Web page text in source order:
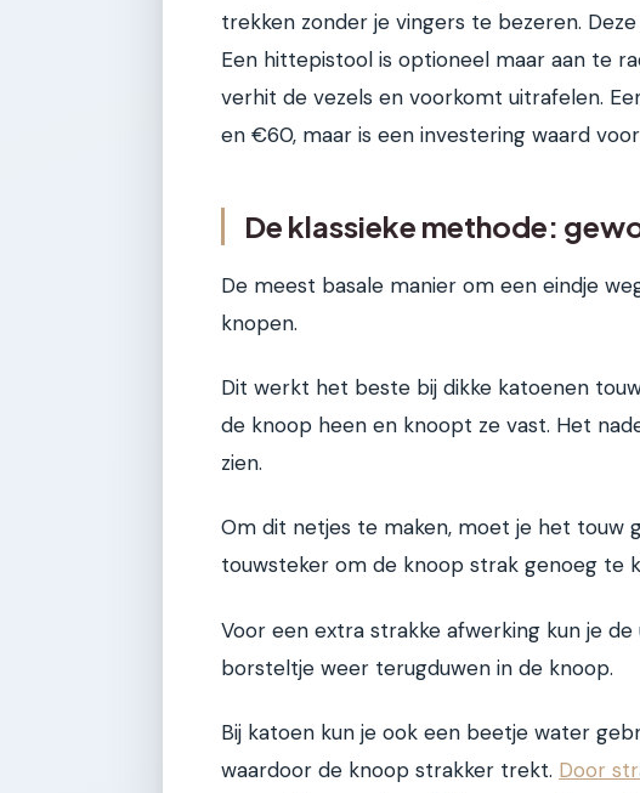
trekken zonder je vingers te bezeren.
Een hittepistool is optioneel maar aan te
verhit de vezels en voorkomt uitrafelen.
en €60, maar is een investering waard
De klassieke methode:
De meest basale manier om een eindje
knopen.
Dit werkt het beste bij dikke katoenen
de knoop heen en knoopt ze vast. Het
zien.
Om dit netjes te maken, moet je het touw
touwsteker om de knoop strak genoeg te
Voor een extra strakke afwerking kun je
borsteltje weer terugduwen in de knoop.
Bij katoen kun je ook een beetje water
waardoor de knoop strakker trekt. Door